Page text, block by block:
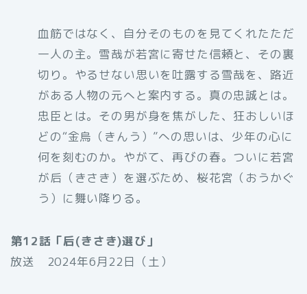
血筋ではなく、自分そのものを見てくれたただ
一人の主。雪哉が若宮に寄せた信頼と、その裏
切り。やるせない思いを吐露する雪哉を、路近
がある人物の元へと案内する。真の忠誠とは。
忠臣とは。その男が身を焦がした、狂おしいほ
どの“金烏（きんう）”への思いは、少年の心に
何を刻むのか。やがて、再びの春。ついに若宮
が后（きさき）を選ぶため、桜花宮（おうかぐ
う）に舞い降りる。
第12話「后(きさき)選び」
放送 2024年6月22日（土）